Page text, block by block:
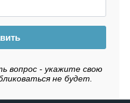
вопрос - укажите свою
не будет.